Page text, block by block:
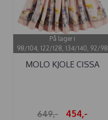
På lager i
98/104, 122/128, 134/140, 92/98
MOLO KJOLE CISSA
649,- 454,-